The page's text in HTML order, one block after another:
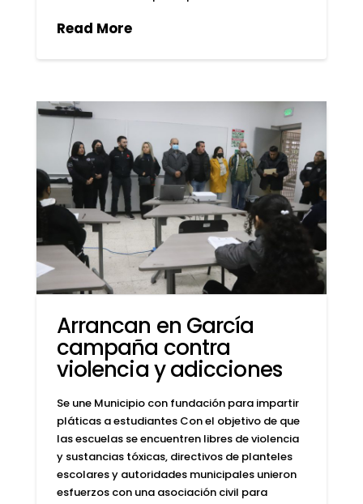
Read More
Arrancan en García
campaña contra
violencia y adicciones
Se une Municipio con fundación para impartir
pláticas a estudiantes Con el objetivo de que
las escuelas se encuentren libres de violencia
y sustancias tóxicas, directivos de planteles
escolares y autoridades municipales unieron
esfuerzos con una asociación civil para